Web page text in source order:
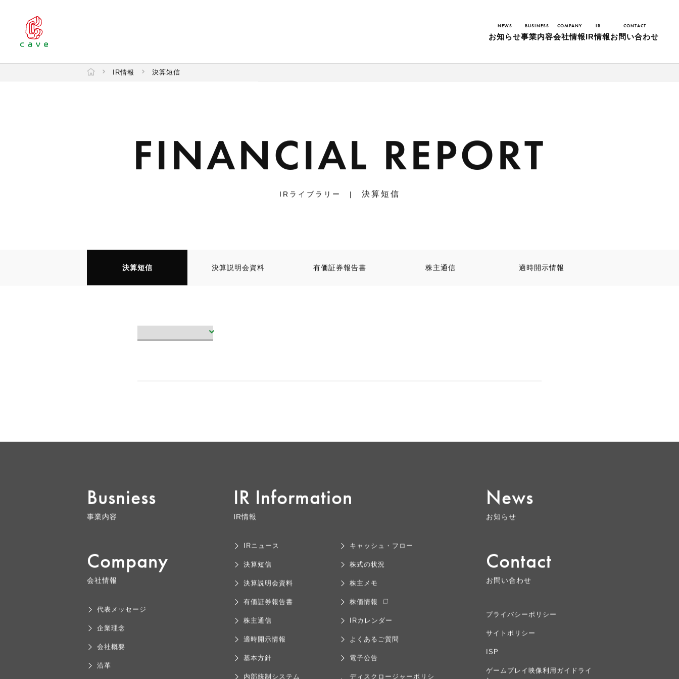
NEWS
お知らせ
BUSINESS
事業内容
COMPANY
会社情報
IR
IR情報
CONTACT
お問い合わせ
IR情報 決算短信
FINANCIAL REPORT
IRライブラリー | 決算短信
決算短信 決算説明会資料 有価証券報告書 株主通信 適時開示情報
Busniess
事業内容
Company
会社情報
代表メッセージ
企業理念
会社概要
沿革
IR Information
IR情報
IRニュース
決算短信
決算説明会資料
有価証券報告書
株主通信
適時開示情報
基本方針
内部統制システム
キャッシュ・フロー
株式の状況
株主メモ
株価情報
IRカレンダー
よくあるご質問
電子公告
ディスクロージャーポリシ
News
お知らせ
Contact
お問い合わせ
プライバシーポリシー
サイトポリシー
ISP
ゲームプレイ映像利用ガイドライ